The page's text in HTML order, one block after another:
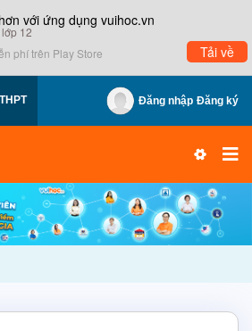
với ứng dụng vuihoc.vn
12
phí trên Play Store Tải về
THPT Đăng nhập Đăng ký